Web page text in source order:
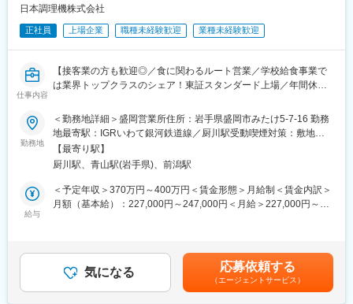
いを味わえます。
■当社について
員を非常に大事にする風土があり、社内制度もしっかり整備され
ています。そのため離職率も低く、異業界からも当社へ転職をす
■当社の特徴・魅力：
＜安定性＞
遊技機業界は規制や若者離れの影響を受け縮小傾向にあります
要が見込まれています。その中でも当社は上記の強みを生かし黒
字達成。さらに新規事業にも積極的に投資しており、現在ではコ
「付加価値創造への挑戦」を掲げ、顧客やその先のユーザーに満
足いただけるような製品づくりに試行錯誤しています。年次や部
署の垣根はなく自由に意見だしを出来ることも特徴。トップの意
日本調理機株式会社
正社員 上場企業 職種未経験歓迎 業種未経験歓迎
仕事内容
【接客業の方も歓迎◎／食に関わるルート営業／学校給食事業で
は業界トップクラスのシェア！東証スタンダード上場／年間休日
■業務内容：
当社の調理機器を学校給食や大量厨房施設に導入して頂くための
営業活動をして頂きます。
既存のお客様へのご提案がメインとなり、お客様との関係性を深
めながら課題や悩みに寄り添い、それに適した厨房機器をご提案
頂きます。契約したお客様への機器設置作業の段取りやお客様へ
の機械の説明等も行います。
主に学校の給食室に当社調理機器をご提案頂きます。
公共事業のため、区役所などの官公庁が取引先となります。
既に当社厨房機器を使用している学校へお伺いし、ヒアリングを
勤務地
＜勤務地詳細＞盛岡営業所住所：岩手県盛岡市みたけ5-7-16 勤務
地最寄駅：IGRいわて銀河鉄道線／厨川駅受動喫煙対策：敷地内
全面禁煙変更の範囲：会社の定める事業所
【最寄り駅】
厨川駅、青山駅(岩手県)、前潟駅
給与
＜予定年収＞370万円～400万円＜賃金形態＞月給制＜賃金内訳＞
月額（基本給）：227,000円～247,000円＜月給＞227,000円～
あり、選考を通じて上下する可能性があります。月給(月額)は固定
手当を含めた表記です。
気になる 応募依頼する
（エージェントサービス）